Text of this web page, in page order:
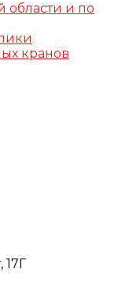
области и по
кранов
17Г